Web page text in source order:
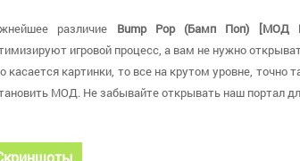
различие Bump Pop (Бамп Поп) [МОД
игровой процесс, а вам не нужно
касается картинки, то все на крутом уровне,
МОД. Не забывайте открывать наш портал